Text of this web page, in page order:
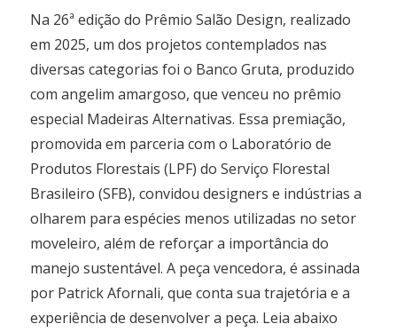
Na 26ª edição do Prêmio Salão Design, realizado
em 2025, um dos projetos contemplados nas
diversas categorias foi o Banco Gruta, produzido
com angelim amargoso, que venceu no prêmio
especial Madeiras Alternativas. Essa premiação,
promovida em parceria com o Laboratório de
Produtos Florestais (LPF) do Serviço Florestal
Brasileiro (SFB), convidou designers e indústrias a
olharem para espécies menos utilizadas no setor
moveleiro, além de reforçar a importância do
manejo sustentável. A peça vencedora, é assinada
por Patrick Afornali, que conta sua trajetória e a
experiência de desenvolver a peça. Leia abaixo